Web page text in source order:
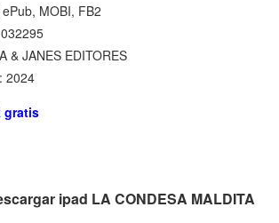
MOBI, FB2
& JANES EDITORES
2024
gratis
ipad LA CONDESA MALDITA